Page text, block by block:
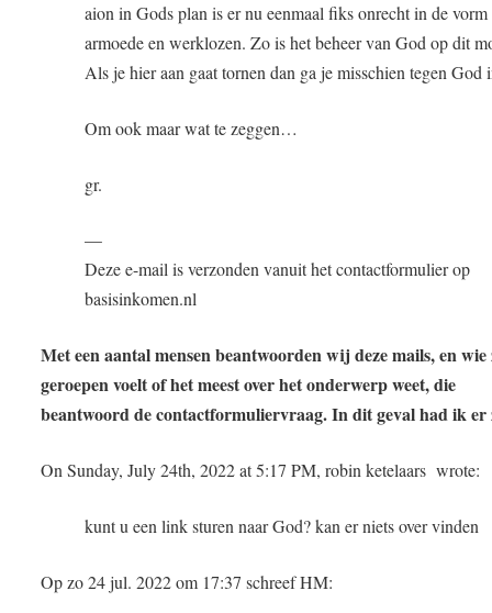
aion in Gods plan is er nu eenmaal fiks onrecht in de
armoede en werklozen. Zo is het beheer van God op dit
Als je hier aan gaat tornen dan ga je misschien tegen
Om ook maar wat te zeggen…
gr.
—
Deze e-mail is verzonden vanuit het contactformulier op
basisinkomen.nl
Met een aantal mensen beantwoorden wij deze mails, en wie
geroepen voelt of het meest over het onderwerp weet, die
beantwoord de contactformuliervraag. In dit geval had ik er
On Sunday, July 24th, 2022 at 5:17 PM, robin ketelaars wrote:
kunt u een link sturen naar God? kan er niets over vinden
Op zo 24 jul. 2022 om 17:37 schreef HM: